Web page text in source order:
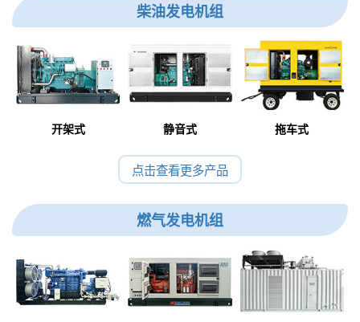
柴油发电机组
开架式 静音式 拖车式
点击查看更多产品
燃气发电机组